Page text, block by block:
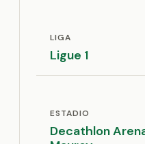
LIGA
Ligue 1
ESTADIO
Decathlon